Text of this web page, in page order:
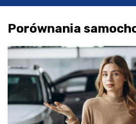
Porównania